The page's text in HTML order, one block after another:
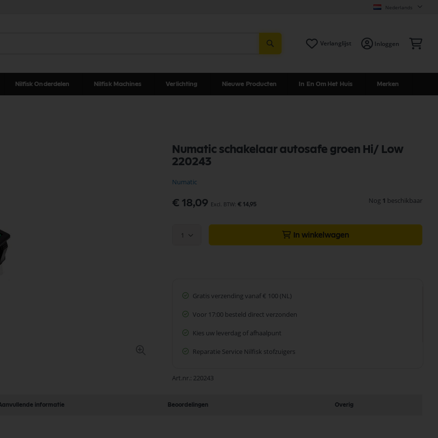
Nederlands
Verlanglijst Inloggen
Nilfisk Onderdelen Nilfisk Machines Verlichting Nieuwe Producten In En Om Het Huis Merken
Numatic schakelaar autosafe groen Hi/ Low
220243
Numatic
€ 18,09 € 14,95 Nog 1 beschikbaar
1 In winkelwagen
Gratis verzending vanaf € 100 (NL)
Voor 17:00 besteld direct verzonden
Kies uw leverdag of afhaalpunt
Reparatie Service Nilfisk stofzuigers
Art.nr. 220243
informatie Beoordelingen Overig